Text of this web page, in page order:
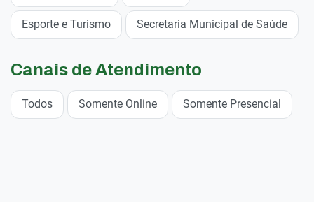
Esporte e Turismo Secretaria Municipal de Saúde
Canais de Atendimento
Todos Somente Online Somente Presencial